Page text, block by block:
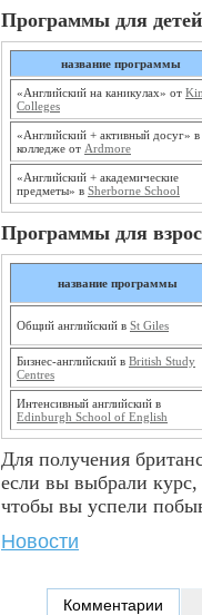
Программы для детей
название программы
«Английский на каникулах» от
Colleges
«Английский + активный досуг» в
колледже от Ardmore
«Английский + академические
предметы» в Sherborne School
Программы для
название программы
Общий английский в St Giles
Бизнес-английский в British Study
Centres
Интенсивный английский в
Edinburgh School of English
Для получения
если вы выбрали курс,
чтобы вы успели
Новости
Комментарии